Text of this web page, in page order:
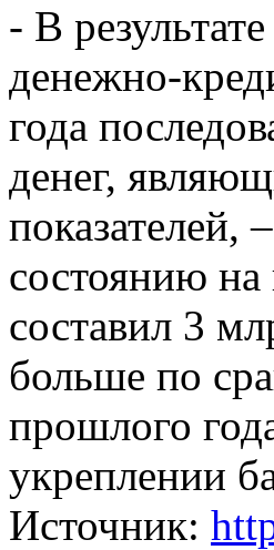
- В
денежно-
года
денег,
показателей,
состоянию на
составил 3
больше по
прошлого
укреплении
Источник: